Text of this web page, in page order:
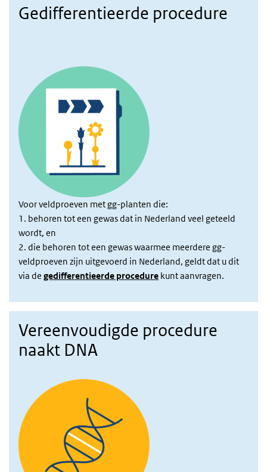
Gedifferentieerde procedure
Voor veldproeven met gg-planten die:
1. behoren tot een gewas dat in Nederland veel geteeld
wordt, en
2. die behoren tot een gewas waarmee meerdere gg-
veldproeven zijn uitgevoerd in Nederland, geldt dat u dit
via de gedifferentieerde procedure kunt aanvragen.
Vereenvoudigde procedure
naakt DNA